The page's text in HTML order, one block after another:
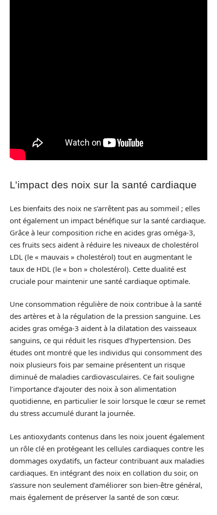
L’impact des noix sur la santé cardiaque
Les bienfaits des noix ne s’arrêtent pas au sommeil ; elles
ont également un impact bénéfique sur la santé cardiaque.
Grâce à leur composition riche en acides gras oméga-3,
ces fruits secs aident à réduire les niveaux de cholestérol
LDL (le « mauvais » cholestérol) tout en augmentant le
taux de HDL (le « bon » cholestérol). Cette dualité est
cruciale pour maintenir une santé cardiaque optimale.
Une consommation régulière de noix contribue à la santé
des artères et à la régulation de la pression sanguine. Les
acides gras oméga-3 aident à la dilatation des vaisseaux
sanguins, ce qui réduit les risques d’hypertension. Des
études ont montré que les individus qui consomment des
noix plusieurs fois par semaine présentent un risque
diminué de maladies cardiovasculaires. Ce fait souligne
l’importance d’ajouter des noix à son alimentation
quotidienne, en particulier le soir lorsque le cœur se remet
du stress accumulé durant la journée.
Les antioxydants contenus dans les noix jouent également
un rôle clé en protégeant les cellules cardiaques contre les
dommages oxydatifs, un facteur contribuant aux maladies
cardiaques. En intégrant des noix en collation du soir, on
s’assure non seulement d’améliorer son bien-être général,
mais également de préserver la santé de son cœur.